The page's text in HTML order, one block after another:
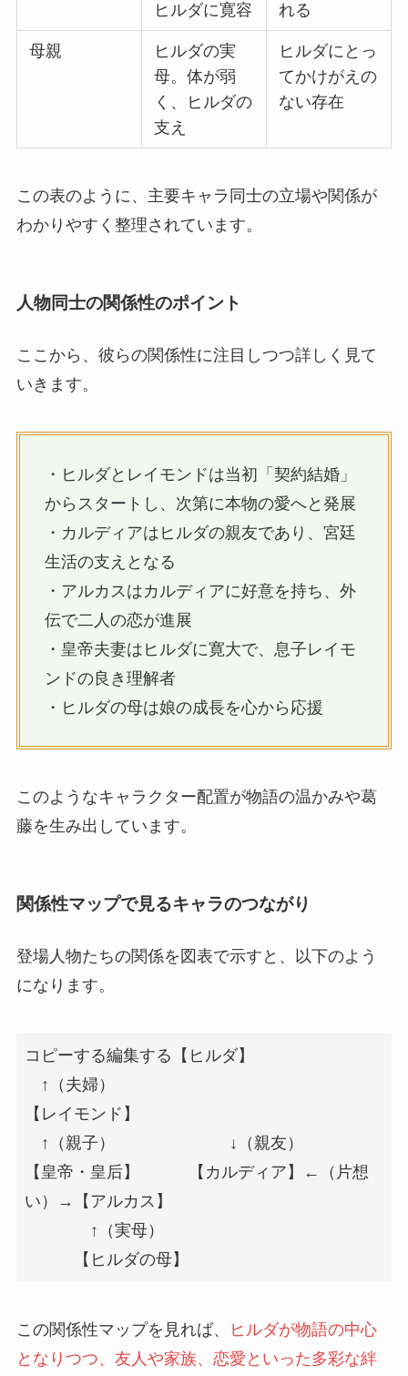
ヒルダに寛容
れる
母親
ヒルダの実
母。体が弱
く、ヒルダの
支え
ヒルダにとっ
てかけがえの
ない存在
この表のように、主要キャラ同士の立場や関係が
わかりやすく整理されています。
人物同士の関係性のポイント
ここから、彼らの関係性に注目しつつ詳しく見て
いきます。
・ヒルダとレイモンドは当初「契約結婚」
からスタートし、次第に本物の愛へと発展
・カルディアはヒルダの親友であり、宮廷
生活の支えとなる
・アルカスはカルディアに好意を持ち、外
伝で二人の恋が進展
・皇帝夫妻はヒルダに寛大で、息子レイモ
ンドの良き理解者
・ヒルダの母は娘の成長を心から応援
このようなキャラクター配置が物語の温かみや葛
藤を生み出しています。
関係性マップで見るキャラのつながり
登場人物たちの関係を図表で示すと、以下のよう
になります。
コピーする編集する 【ヒルダ】
↑（夫婦）
【レイモンド】
↑（親子）　　　　　　　↓（親友）
【皇帝・皇后】　　　【カルディア】←（片想
い）→【アルカス】
↑（実母）
この関係性マップを見れば、
ヒルダが物語の中心
となりつつ、友人や家族、恋愛といった多彩な絆